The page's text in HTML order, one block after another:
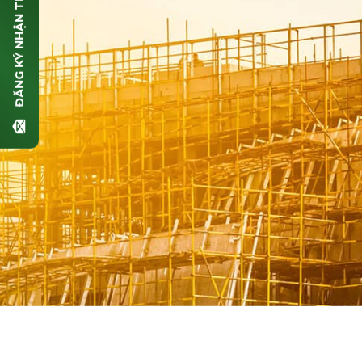
ĐĂNG KÝ NHẬN TIN Email (*)
Nội dung
GỬI THÔNG TIN